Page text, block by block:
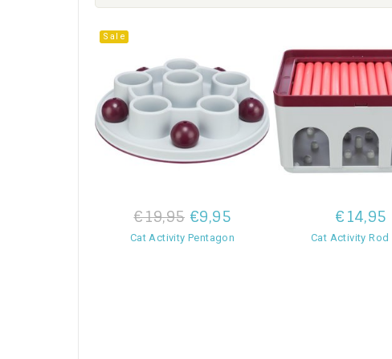
Sale
€19,95 €9,95
Cat Activity Pentagon
€14,95
Cat Activity Rod